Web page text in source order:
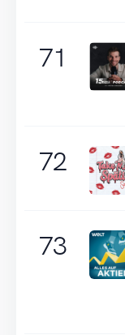
71
72
73